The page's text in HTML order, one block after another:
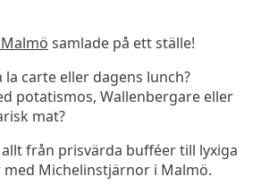
samlade på ett ställe!
la carte eller dagens lunch?
potatismos, Wallenbergare eller
mat?
från prisvärda bufféer till lyxiga
Michelinstjärnor i Malmö.